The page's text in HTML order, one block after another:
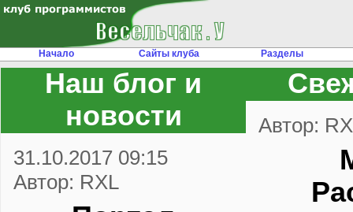
Начало Сайты клуба Разделы
Наш блог и
новости
31.10.2017 09:15
Автор: RXL
Автор: